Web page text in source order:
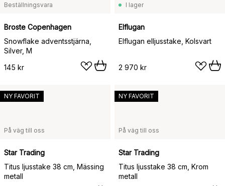
Beställningsvara
Broste Copenhagen
Snowflake adventsstjärna,
Silver, M
145 kr
I lager
Elflugan
Elflugan elljusstake, Kolsvart
2 970 kr
På väg till oss
Star Trading
Titus ljusstake 38 cm, Mässing
metall
NY FAVORIT
På väg till oss
Star Trading
Titus ljusstake 38 cm, Krom
metall
NY FAVORIT